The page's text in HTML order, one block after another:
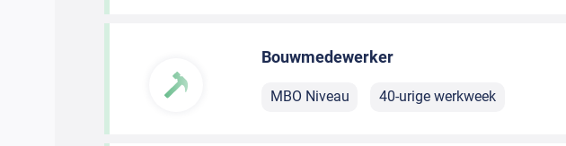
Bouwmedewerker
MBO Niveau 40-urige werkweek